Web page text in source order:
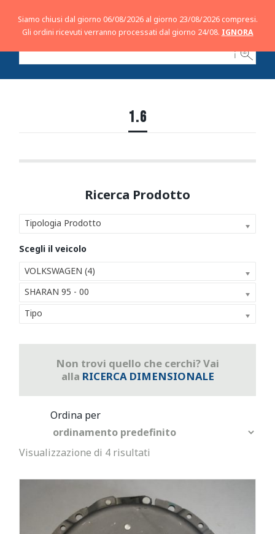
ℹ
1.6
Tipologia Prodotto
VOLKSWAGEN (4)
SHARAN 95 - 00
Tipo
Non trovi quello che cerchi? Vai
alla RICERCA DIMENSIONALE
Visualizzazione di 4 risultati
Siamo chiusi dal giorno 06/08/2026 al giorno 23/08/2026 compresi.
Gli ordini ricevuti verranno processati dal giorno 24/08. IGNORA